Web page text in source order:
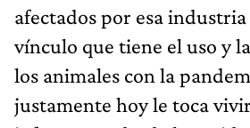
afectados por esa
vínculo que tiene el uso y
los animales con la
justamente hoy le toca